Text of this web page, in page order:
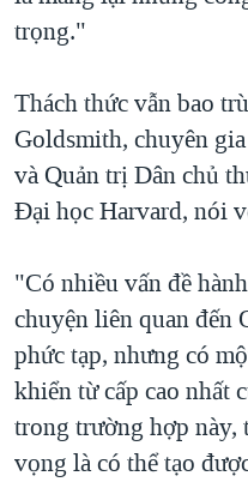
trọng."
Thách thức vẫn bao
Goldsmith, chuyên
và Quản trị Dân chủ
Đại học Harvard, nói
"Có nhiều vấn đề
chuyện liên quan đến
phức tạp, nhưng có
khiển từ cấp cao nhất
trong trường hợp này,
vọng là có thể tạo